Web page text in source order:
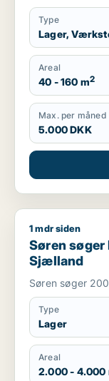
Type
Lager,
Areal
40 - 160 m2
Max. per måned
5.000 DKK
Søren søger
1 mdr siden
Søren søger
Sjælland
Søren søger
Type
Lager
Areal
2.000 - 4.000